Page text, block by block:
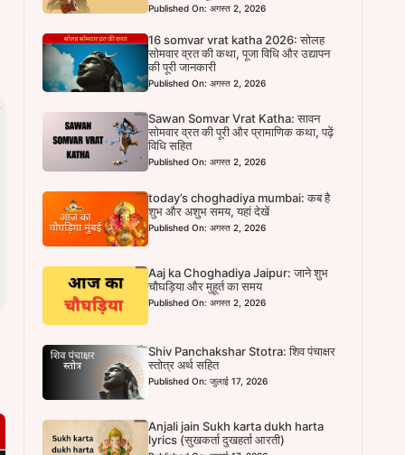
Published On: अगस्त 2, 2026
16 somvar vrat katha 2026: सोलह
सोमवार व्रत की कथा, पूजा विधि और उद्यापन
की पूरी जानकारी
Published On: अगस्त 2, 2026
Sawan Somvar Vrat Katha: सावन
सोमवार व्रत की पूरी और प्रामाणिक कथा, पढ़ें
विधि सहित
Published On: अगस्त 2, 2026
today’s choghadiya mumbai: कब है
शुभ और अशुभ समय, यहां देखें
Published On: अगस्त 2, 2026
Aaj ka Choghadiya Jaipur: जाने शुभ
चौघड़िया और मुहूर्त का समय
Published On: अगस्त 2, 2026
Shiv Panchakshar Stotra: शिव पंचाक्षर
स्तोत्र अर्थ सहित
Published On: जुलाई 17, 2026
Anjali jain Sukh karta dukh harta
lyrics (सुखकर्ता दुखहर्ता आरती)